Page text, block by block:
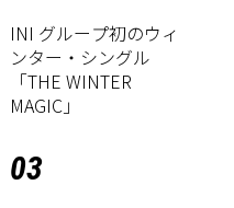
INI グループ初のウィ
ンター・シングル
「THE WINTER
MAGIC」
03